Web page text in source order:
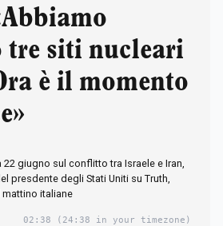
tre siti nucleari
è il momento
giugno sul conflitto tra Israele e Iran,
presdente degli Stati Uniti su Truth,
italiane
02:38 (24:38 in your timezone)